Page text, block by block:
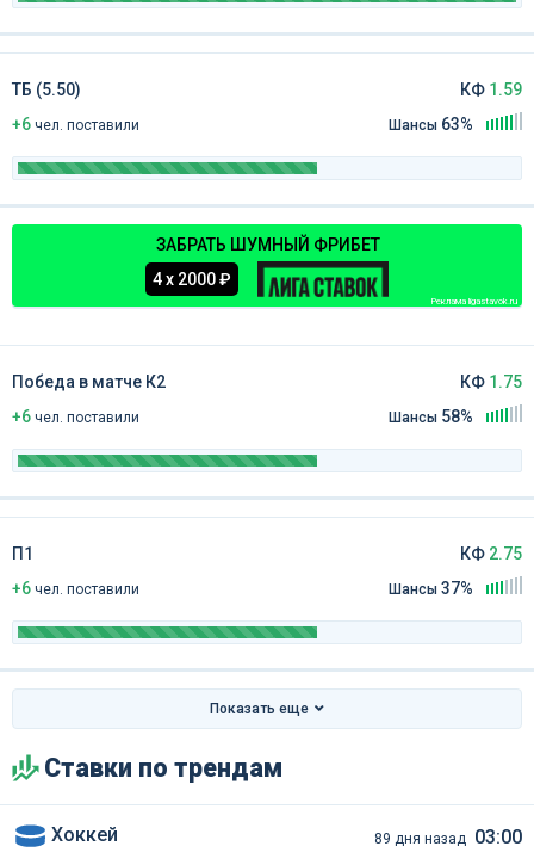
ТБ (5.50)
+6 чел. поставили
КФ 1.59
Шансы 63%
ЗАБРАТЬ ШУМНЫЙ ФРИБЕТ
4 х 2000 ₽
Реклама ligastavok.ru
Победа в матче К2
+6 чел. поставили
КФ 1.75
Шансы 58%
П1
+6 чел. поставили
КФ 2.75
Шансы 37%
Показать еще
Ставки по трендам
Хоккей 89 дня назад 03:00